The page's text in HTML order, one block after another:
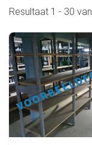
Resultaat 1 - 30 van